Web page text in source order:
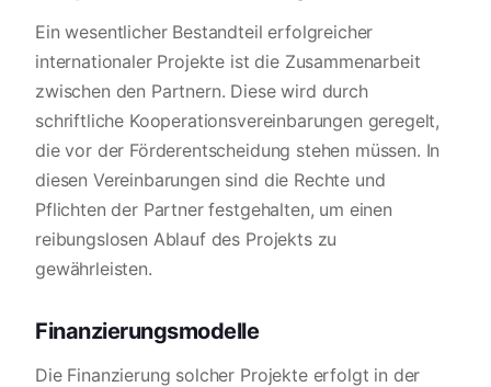
Ein wesentlicher Bestandteil erfolgreicher
internationaler Projekte ist die Zusammenarbeit
zwischen den Partnern. Diese wird durch
schriftliche Kooperationsvereinbarungen geregelt,
die vor der Förderentscheidung stehen müssen. In
diesen Vereinbarungen sind die Rechte und
Pflichten der Partner festgehalten, um einen
reibungslosen Ablauf des Projekts zu
gewährleisten.
Finanzierungsmodelle
Die Finanzierung solcher Projekte erfolgt in der